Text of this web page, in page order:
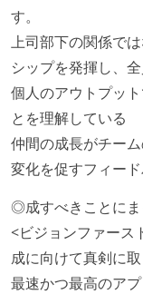
す。
上司部下の関係で
シップを発揮し、
個人のアウトプッ
とを理解している
仲間の成長がチー
変化を促すフィー
◎成すべきことにま
<ビジョンファース
成に向けて真剣に取
最速かつ最高のア